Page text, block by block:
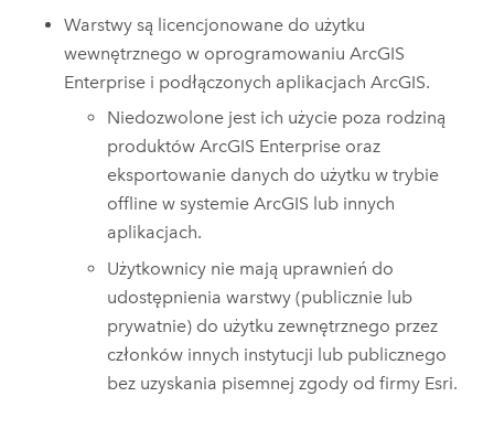
Warstwy są licencjonowane do użytku
wewnętrznego w oprogramowaniuArcGIS
Enterprise i podłączonych aplikacjach ArcGIS.
Niedozwolone jest ich użycie poza rodziną
produktówArcGIS Enterprise oraz
eksportowanie danych do użytku w trybie
offline w systemie ArcGIS lub innych
aplikacjach.
Użytkownicy nie mają uprawnień do
udostępnienia warstwy (publicznie lub
prywatnie) do użytku zewnętrznego przez
członków innych instytucji lub publicznego
bez uzyskania pisemnej zgody od firmy Esri.